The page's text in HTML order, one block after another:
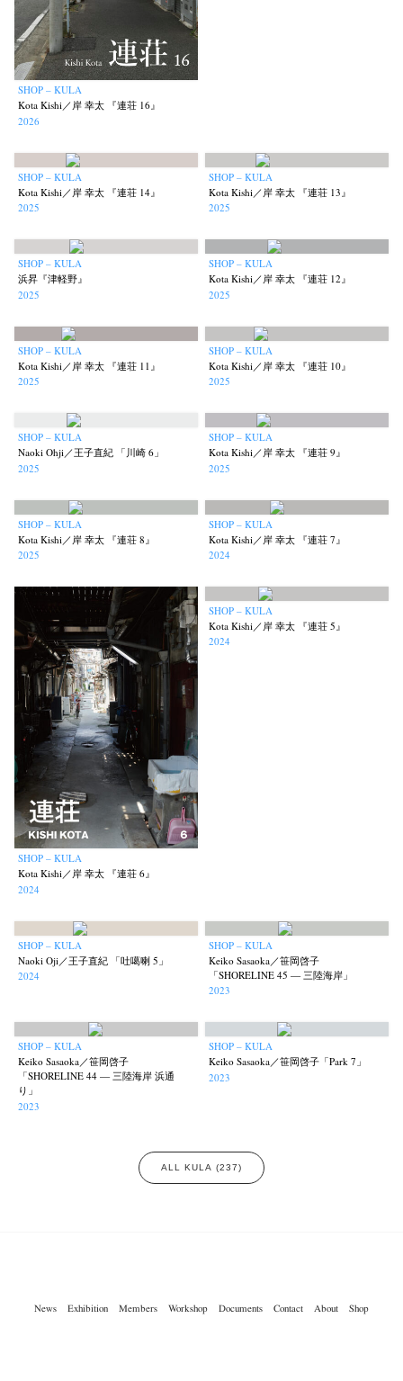
SHOP – KULA
Kota Kishi／岸 幸太 『連荘 16』
2026
SHOP – KULA
Kota Kishi／岸 幸太 『連荘 14』
2025
SHOP – KULA
Kota Kishi／岸 幸太 『連荘 13』
2025
SHOP – KULA
浜昇『津軽野』
2025
SHOP – KULA
Kota Kishi／岸 幸太 『連荘 12』
2025
SHOP – KULA
Kota Kishi／岸 幸太 『連荘 11』
2025
SHOP – KULA
Kota Kishi／岸 幸太 『連荘 10』
2025
SHOP – KULA
Naoki Ohji／王子直紀 「川崎 6」
2025
SHOP – KULA
Kota Kishi／岸 幸太 『連荘 9』
2025
SHOP – KULA
Kota Kishi／岸 幸太 『連荘 8』
2025
SHOP – KULA
Kota Kishi／岸 幸太 『連荘 7』
2024
SHOP – KULA
Kota Kishi／岸 幸太 『連荘 6』
2024
SHOP – KULA
Kota Kishi／岸 幸太 『連荘 5』
2024
SHOP – KULA
Naoki Oji／王子直紀 「吐噶喇 5」
2024
SHOP – KULA
Keiko Sasaoka／笹岡啓子
「SHORELINE 45 — 三陸海岸」
2023
SHOP – KULA
Keiko Sasaoka／笹岡啓子
「SHORELINE 44 — 三陸海岸 浜通
り」
2023
SHOP – KULA
Keiko Sasaoka／笹岡啓子「Park 7」
2023
ALL KULA (237)
News Exhibition Members Workshop Documents Contact About Shop